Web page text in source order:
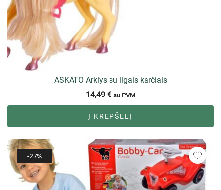
ASKATO Arklys su ilgais karčiais
14,49 € su PVM
Į KREPŠELĮ
-27%